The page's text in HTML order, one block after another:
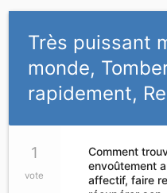
Très puissant
monde,
rapidement,
1
vote
Comment
envoûtement
affectif, faire